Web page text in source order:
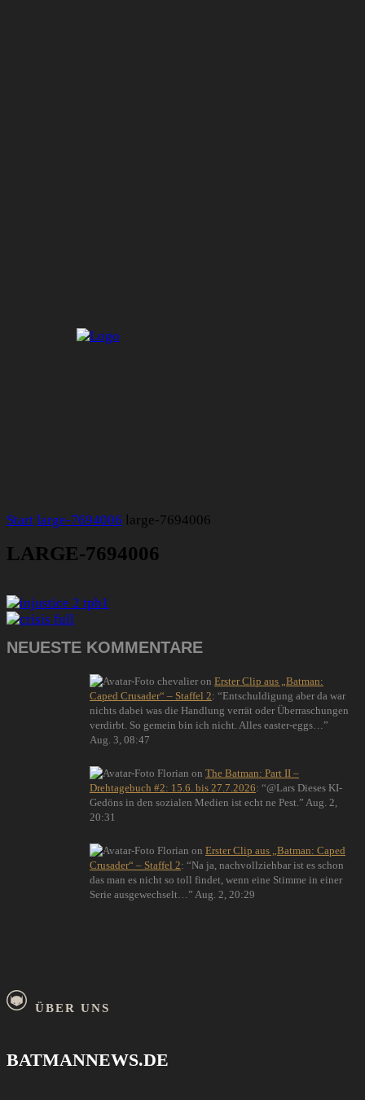
Start large-7694006 large-7694006
LARGE-7694006
NEUESTE KOMMENTARE
chevalier on Erster Clip aus „Batman:
Caped Crusader“ – Staffel 2: “Entschuldigung aber da war
nichts dabei was die Handlung verrät oder Überraschungen
verdirbt. So gemein bin ich nicht. Alles easter-eggs… ”
Aug. 3, 08:47
Florian on The Batman: Part II –
Drehtagebuch #2: 15.6. bis 27.7.2026: “@Lars Dieses KI-
Gedöns in den sozialen Medien ist echt ne Pest. ” Aug. 2,
20:31
Florian on Erster Clip aus „Batman: Caped
Crusader“ – Staffel 2: “Na ja, nachvollziehbar ist es schon
das man es nicht so toll findet, wenn eine Stimme in einer
Serie ausgewechselt… ” Aug. 2, 20:29
ÜBER UNS
BATMANNEWS.DE